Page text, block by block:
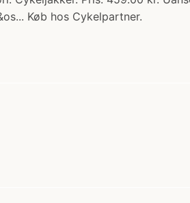
Køb hos Cykelpartner.